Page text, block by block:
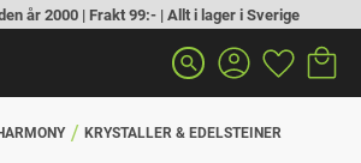
år 2000 | Frakt 99:- | Allt i lager i Sverige
search
KRYSTALLER & EDELSTEINER